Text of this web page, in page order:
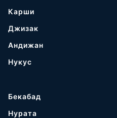
Карши
Джизак
Андижан
Нукус
Бекабад
Нурата